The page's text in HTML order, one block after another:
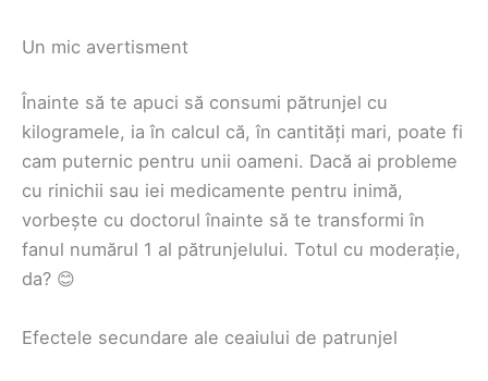
Un mic avertisment
Înainte să te apuci să consumi pătrunjel cu
kilogramele, ia în calcul că, în cantități mari, poate fi
cam puternic pentru unii oameni. Dacă ai probleme
cu rinichii sau iei medicamente pentru inimă,
vorbește cu doctorul înainte să te transformi în
fanul numărul 1 al pătrunjelului. Totul cu moderație,
da? 😊
Efectele secundare ale ceaiului de patrunjel